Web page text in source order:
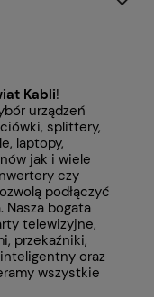
Kabli!
urządzeń
splittery,
laptopy,
jak i wiele
czy
podłączyć
Nasza bogata
telewizyjne,
przekaźniki,
oraz
wszystkie